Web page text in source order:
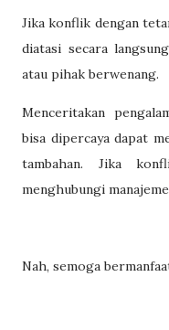
Jika konflik dengan
diatasi secara
atau pihak berwenang.
Menceritakan
bisa dipercaya dapat
tambahan. Jika
menghubungi
Nah, semoga